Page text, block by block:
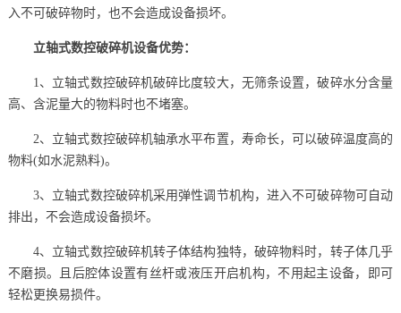
入不可破碎物时，也不会造成设备损坏。
立轴式数控破碎机设备优势：
1、立轴式数控破碎机破碎比度较大，无筛条设置，破碎水分含量
高、含泥量大的物料时也不堵塞。
2、立轴式数控破碎机轴承水平布置，寿命长，可以破碎温度高的
物料(如水泥熟料)。
3、立轴式数控破碎机采用弹性调节机构，进入不可破碎物可自动
排出，不会造成设备损坏。
4、立轴式数控破碎机转子体结构独特，破碎物料时，转子体几乎
不磨损。且后腔体设置有丝杆或液压开启机构，不用起主设备，即可
轻松更换易损件。